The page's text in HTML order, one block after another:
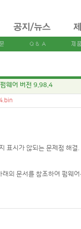
웨어 버전 9.98.4
표시가 않되는 문제점 해
의 문서를 참조하여 펌웨